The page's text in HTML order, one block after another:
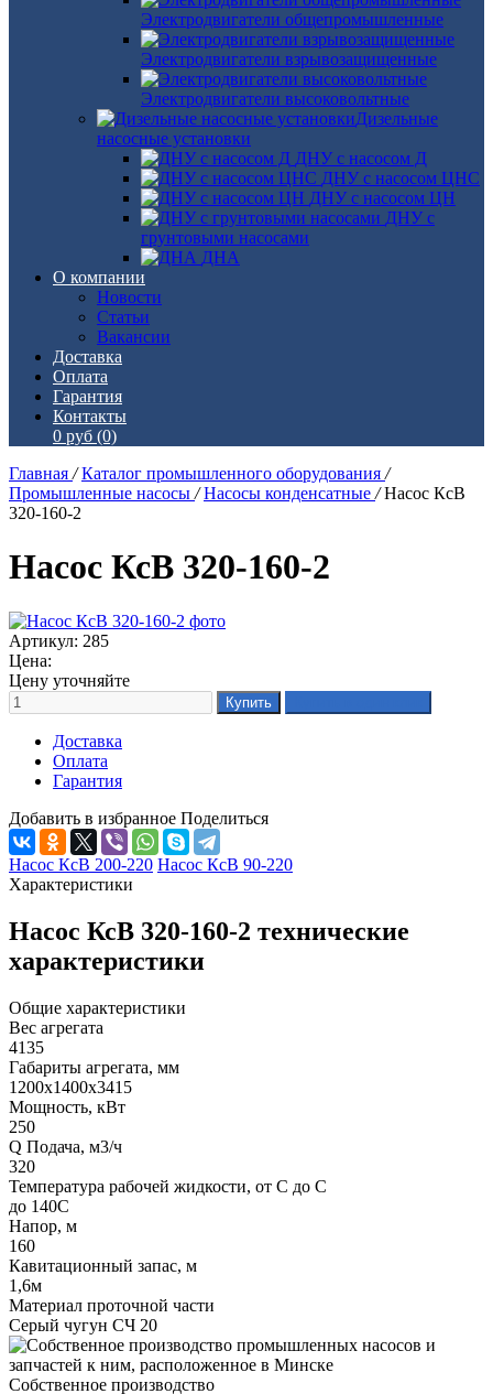
Электродвигатели общепромышленные
Электродвигатели взрывозащищенные
Электродвигатели высоковольтные
Дизельные
насосные установки
ДНУ с насосом Д
ДНУ с насосом ЦНС
ДНУ с насосом ЦН
ДНУ с
грунтовыми насосами
ДНА
О компании
Новости
Статьи
Вакансии
Доставка
Оплата
Гарантия
Контакты
0 руб (0)
Главная / Каталог промышленного оборудования /
Промышленные насосы / Насосы конденсатные / Насос КсВ
320-160-2
Насос КсВ 320-160-2
Артикул: 285
Цена:
Цену уточняйте
Доставка
Оплата
Гарантия
Добавить в избранное Поделиться
Насос КсВ 200-220 Насос КсВ 90-220
Характеристики
Насос КсВ 320-160-2 технические
характеристики
Общие характеристики
Вес агрегата
4135
Габариты агрегата, мм
1200х1400х3415
Мощность, кВт
250
Q Подача, м3/ч
320
Температура рабочей жидкости, от С до С
до 140С
Напор, м
160
Кавитационный запас, м
1,6м
Материал проточной части
Серый чугун СЧ 20
Собственное производство